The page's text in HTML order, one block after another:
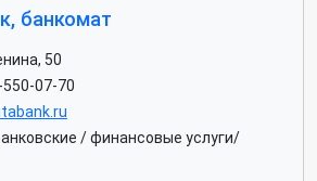
банкомат
50
07-70
/ финансовые услуги/